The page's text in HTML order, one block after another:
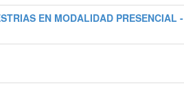
EN MODALIDAD PRESENCIAL -